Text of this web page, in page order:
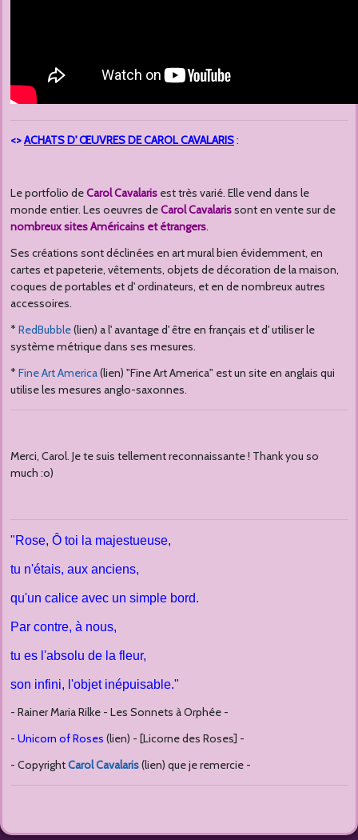
<>ACHATS D' ŒUVRES DE CAROL CAVALARIS:
Le portfolio deCarol Cavalaris est très varié. Elle vend dans le
monde entier. Les oeuvres deCarol Cavalarissont en vente sur de
nombreux sites Américains et étrangers.
Ses créations sont déclinées en art mural bien évidemment, en
cartes et papeterie, vêtements, objets de décoration de la maison,
coques de portables et d' ordinateurs, et en de nombreux autres
accessoires.
* RedBubble(lien) a l' avantage d' être en français et d' utiliser le
système métrique dans ses mesures.
* Fine Art America(lien) "Fine Art America" est un site en anglais qui
utilise les mesures anglo-saxonnes.
Merci, Carol. Je te suis tellement reconnaissante ! Thank you so
much :o)
"Rose, Ô toi la majestueuse,
tu n'étais, aux anciens,
qu'un calice avec un simple bord.
Par contre, à nous,
tu es l'absolu de la fleur,
son infini, l'objet inépuisable."
- Rainer Maria Rilke - Les Sonnets à Orphée -
- Unicorn of Roses (lien) - [Licorne des Roses] -
- CopyrightCarol Cavalaris(lien) que je remercie -